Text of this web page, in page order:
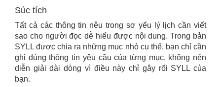
Súc tích
Tất cả các thông tin nêu trong sơ yếu lý lịch cần viết
sao cho người đọc dễ hiểu được nội dung. Trong bản
SYLL được chia ra những mục nhỏ cụ thể, bạn chỉ cần
ghi đúng thông tin yêu cầu của từng mục, không nên
diễn giải dài dòng vì điều này chỉ gây rối SYLL của
bạn.